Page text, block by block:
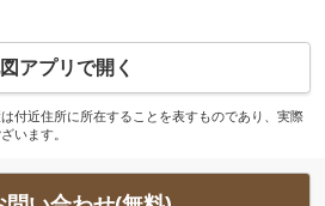
アプリで開く
付近住所に所在することを表すものであり、実際
います。